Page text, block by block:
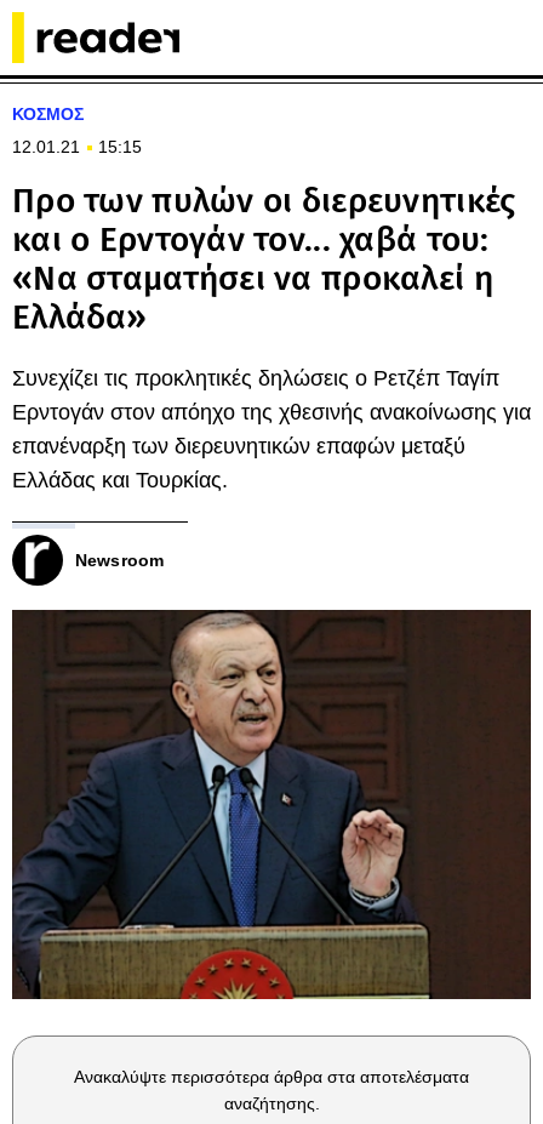
ΚΟΣΜΟΣ
12.01.21
15:15
Προ των πυλών οι διερευνητικές
και ο Ερντογάν τον... χαβά του:
«Να σταματήσει να προκαλεί η
Ελλάδα»
Συνεχίζει τις προκλητικές δηλώσεις ο Ρετζέπ Ταγίπ
Ερντογάν στον απόηχο της χθεσινής ανακοίνωσης για
επανέναρξη των διερευνητικών επαφών μεταξύ
Ελλάδας και Τουρκίας.
Newsroom
Ανακαλύψτε περισσότερα άρθρα στα αποτελέσματα
αναζήτησης.